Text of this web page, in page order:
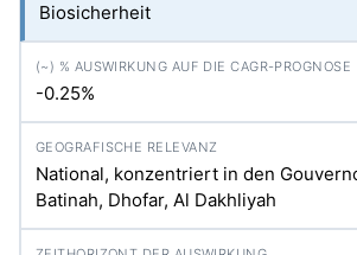
Biosicherheit
-0.25%
National, konzentriert in den
Batinah, Dhofar, Al Dakhliyah